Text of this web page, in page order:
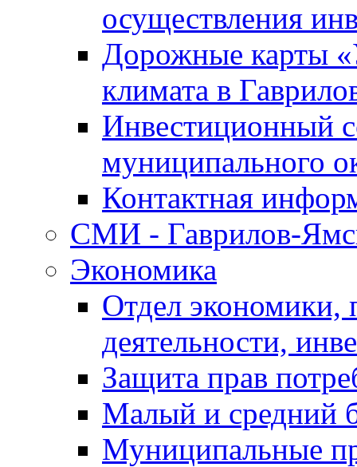
осуществления
Дорожные карты
климата в
Инвестиционный
муниципального
Контактная
СМИ - Гаврилов-
Экономика
Отдел экономики,
деятельности,
Защита прав
Малый и средний
Муниципальные